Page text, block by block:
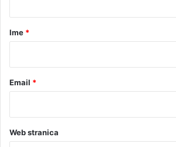
rIme *
Email *
Web stranica